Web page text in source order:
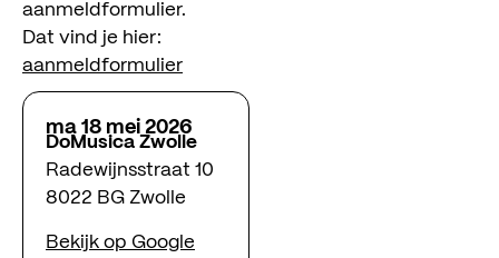
aanmeldformulier.
Dat vind je hier:
aanmeldformulier
ma 18 mei 2026
DoMusica Zwolle
Radewijnsstraat 10
8022 BG Zwolle
Bekijk op Google